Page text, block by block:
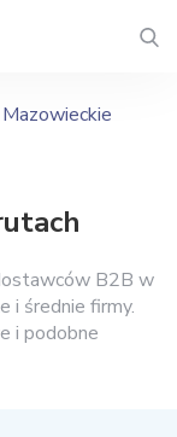
Mazowieckie
B2B w
i średnie firmy.
i podobne